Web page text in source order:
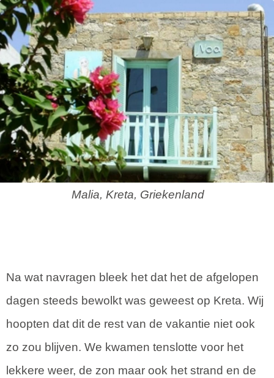
Malia, Kreta, Griekenland
Na wat navragen bleek het dat het de afgelopen
dagen steeds bewolkt was geweest op Kreta. Wij
hoopten dat dit de rest van de vakantie niet ook
zo zou blijven. We kwamen tenslotte voor het
lekkere weer, de zon maar ook het strand en de